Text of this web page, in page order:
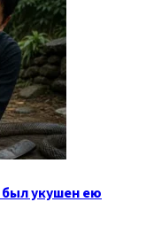
был укушен ею